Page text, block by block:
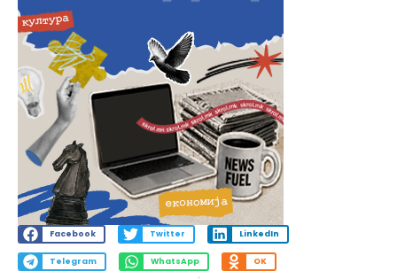
Facebook Twitter LinkedIn
Telegram WhatsApp OK